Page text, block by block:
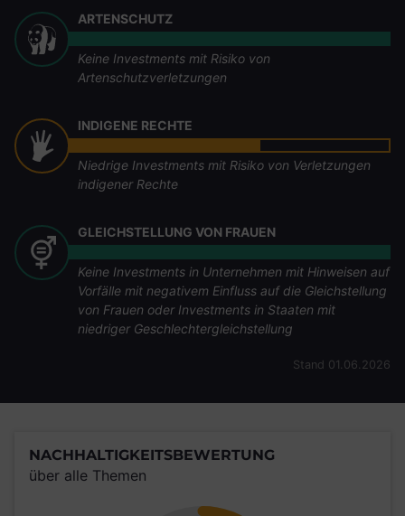
ARTENSCHUTZ
Keine Investments mit Risiko von
Artenschutzverletzungen
INDIGENE RECHTE
Niedrige Investments mit Risiko von Verletzungen
indigener Rechte
GLEICHSTELLUNG VON FRAUEN
Keine Investments in Unternehmen mit Hinweisen auf
Vorfälle mit negativem Einfluss auf die Gleichstellung
von Frauen oder Investments in Staaten mit
niedriger Geschlechtergleichstellung
Stand 01.06.2026
NACHHALTIGKEITSBEWERTUNG
über alle Themen